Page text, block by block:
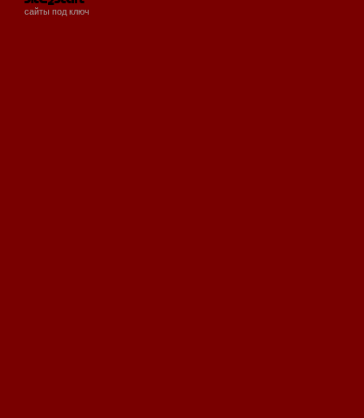
сайты под ключ